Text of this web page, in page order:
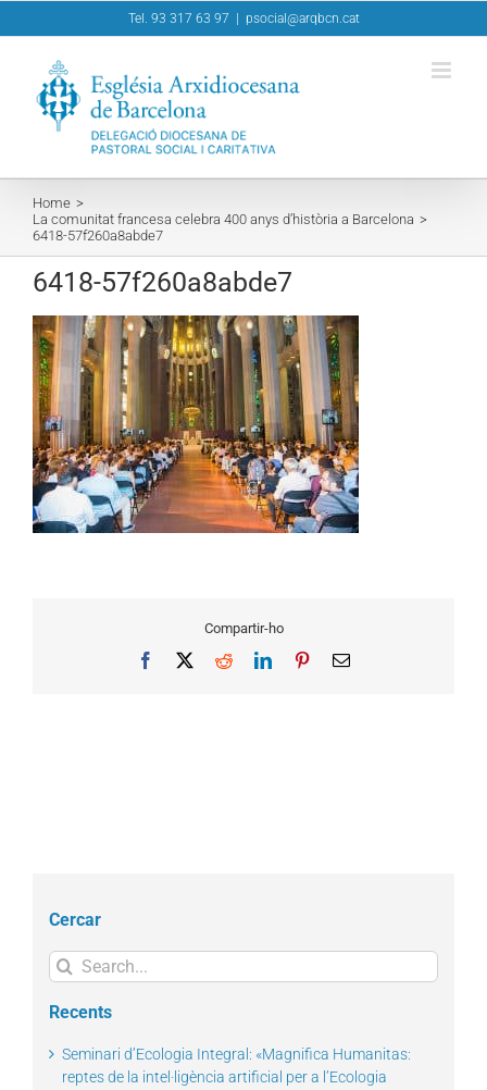
to
Tel. 93 317 63 97 psocial@arqbcn.cat
Home
La comunitat francesa celebra 400 anys d’història a Barcelona
6418-57f260a8abde7
6418-57f260a8abde7
Compartir-ho
Facebook RedditLinkedInPinterestEmail
Cercar
Search
for:
Recents
Seminari d’Ecologia Integral: «Magnifica Humanitas:
reptes de la intel·ligència artificial per a l’Ecologia